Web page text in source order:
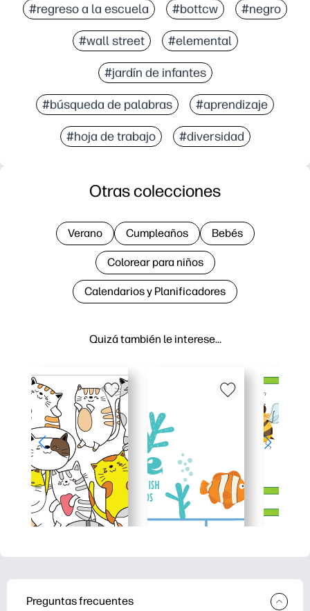
#regreso a la escuela #bottcw #negro
#wall street #elemental
#jardín de infantes
#búsqueda de palabras #aprendizaje
#hoja de trabajo #diversidad
Quizá también le interese…
Otras colecciones
Verano Cumpleaños Bebés
Colorear para niños
Calendarios y Planificadores
Preguntas frecuentes